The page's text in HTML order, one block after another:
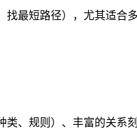
找最短路径），尤其适合
类、规则）、丰富的关系